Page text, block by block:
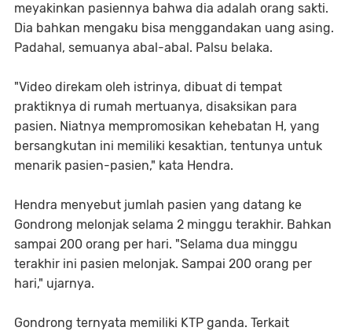
meyakinkan pasiennya bahwa dia adalah orang sakti.
Dia bahkan mengaku bisa menggandakan uang asing.
Padahal, semuanya abal-abal. Palsu belaka.
"Video direkam oleh istrinya, dibuat di tempat
praktiknya di rumah mertuanya, disaksikan para
pasien. Niatnya mempromosikan kehebatan H, yang
bersangkutan ini memiliki kesaktian, tentunya untuk
menarik pasien-pasien," kata Hendra.
Hendra menyebut jumlah pasien yang datang ke
Gondrong melonjak selama 2 minggu terakhir. Bahkan
sampai 200 orang per hari. "Selama dua minggu
terakhir ini pasien melonjak. Sampai 200 orang per
hari," ujarnya.
Gondrong ternyata memiliki KTP ganda. Terkait